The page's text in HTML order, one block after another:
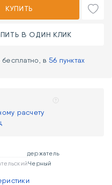
КУПИТЬ
В ОДИН КЛИК
в 56 пунктах
расчету
держатель
Черный